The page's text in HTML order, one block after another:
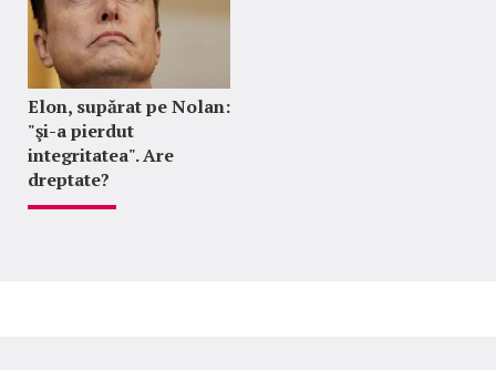
Elon, supărat pe Nolan:
"şi-a pierdut
integritatea". Are
dreptate?